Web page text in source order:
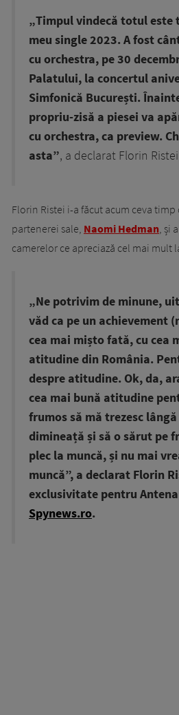
„Timpul vindecă totul
meu single 2023. A fost
cu orchestra, pe 30
Palatului, la concertul
Simfonică București.
propriu-zisă a piesei va
cu orchestra, ca preview.
asta”, a declarat Florin
Florin Ristei i-a făcut acum ceva
partenerei sale, Naomi Hedman, și
camerelor ce apreciază cel mai mult
„Ne potrivim de minune,
văd ca pe un achievement
cea mai mișto fată, cu cea
atitudine din România.
despre atitudine. Ok, da,
cea mai bună atitudine
frumos să mă trezesc
dimineață și să o sărut pe
plec la muncă, și nu mai
muncă”, a declarat Florin
exclusivitate pentru
Spynews.ro.